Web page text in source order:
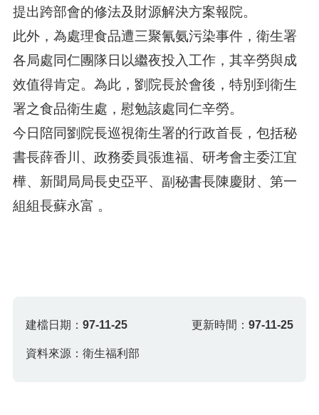
提出跨部會的修法及財源解決方案報院。
此外，為處理食品遭三聚氰氨污染事件，衛生署
各局處同仁團隊日以繼夜投入工作，其辛勞與成
效值得肯定。為此，劉院長於會後，特別到衛生
署之食品衛生處，慰勉該處同仁辛勞。
今日陪同劉院長巡視衛生署的行政首長，包括秘
書長薛香川、政務委員張進福、研考會主委江宜
樺、新聞局局長史亞平、副秘書長陳慶財、第一
組組長蘇永富 。
建檔日期：97-11-25 更新時間： 97-11-25
資料來源：衛生福利部